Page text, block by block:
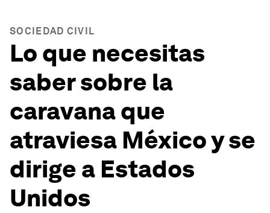
SOCIEDAD CIVIL
Lo que necesitas
saber sobre la
caravana que
atraviesa México y se
dirige a Estados
Unidos